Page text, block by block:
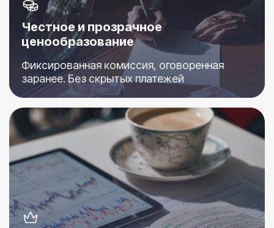
Честное и прозрачное
ценообразование
Фиксированная комиссия, оговоренная
заранее. Без скрытых платежей